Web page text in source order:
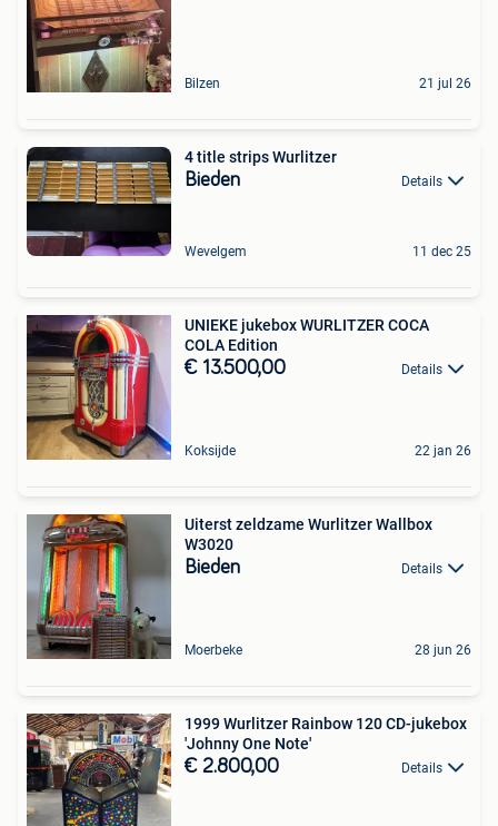
Bilzen 21 jul 26
4 title strips Wurlitzer
Bieden Details
Wevelgem 11 dec 25
UNIEKE jukebox WURLITZER COCA
COLA Edition
€ 13.500,00 Details
Koksijde 22 jan 26
Uiterst zeldzame Wurlitzer Wallbox
W3020
Bieden Details
Moerbeke 28 jun 26
1999 Wurlitzer Rainbow 120 CD-jukebox
'Johnny One Note'
€ 2.800,00 Details